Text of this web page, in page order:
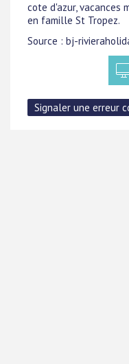
cote d'azur, vacances
en famille St Tropez.
Source : bj-